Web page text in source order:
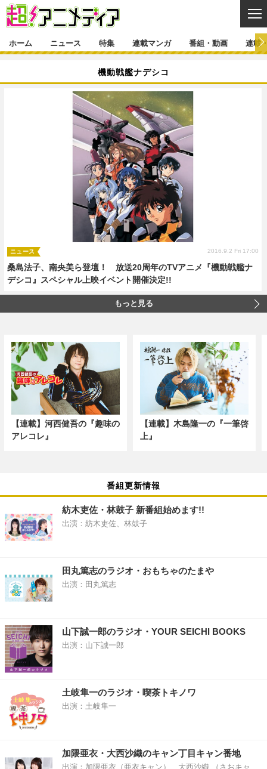
ニュース一覧 アニメ
ゲーム・アプリ マンガ
映画
コスプレ
新帝スタ
特集一覧 カバー
インタビュー レポート
連載マンガ一覧
番組・動画一覧
連載・ブログ一覧 コラム
編集部ブログ・お知らせ
ホーム ニュース 特集 連載マンガ 番組・動画 連載
機動戦艦ナデシコ
桑島法子、南央美ら登壇！ 放送20周年のTVアニメ『機動戦艦ナ
デシコ』スペシャル上映イベント開催決定!!
ニュース 2016.9.2 Fri 17:00
もっと見る
【連載】河西健吾の『趣味の
アレコレ』
【連載】木島隆一の『一筆啓
上』
番組更新情報
紡木吏佐・林鼓子 新番組始めます!!
出演：紡木吏佐、林鼓子
田丸篤志のラジオ・おもちゃのたまや
出演：田丸篤志
山下誠一郎のラジオ・YOUR SEICHI BOOKS
出演：山下誠一郎
土岐隼一のラジオ・喫茶トキノワ
出演：土岐隼一
加隈亜衣・大西沙織のキャン丁目キャン番地
出演：加隈亜衣（亜衣キャン）、大西沙織 （さおキャ